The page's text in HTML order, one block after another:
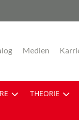
Medien
THEORIE